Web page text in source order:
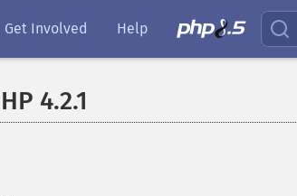
Get Involved Help
4.2.1